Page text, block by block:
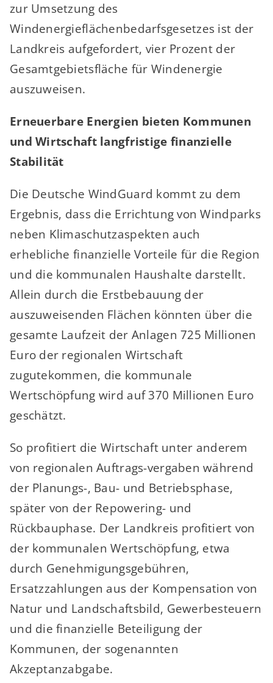
zur Umsetzung des
Windenergieflächenbedarfsgesetzes ist der
Landkreis aufgefordert, vier Prozent der
Gesamtgebietsfläche für Windenergie
auszuweisen.
Erneuerbare Energien bieten Kommunen
und Wirtschaft langfristige finanzielle
Stabilität
Die Deutsche WindGuard kommt zu dem
Ergebnis, dass die Errichtung von Windparks
neben Klimaschutzaspekten auch
erhebliche finanzielle Vorteile für die Region
und die kommunalen Haushalte darstellt.
Allein durch die Erstbebauung der
auszuweisenden Flächen könnten über die
gesamte Laufzeit der Anlagen 725 Millionen
Euro der regionalen Wirtschaft
zugutekommen, die kommunale
Wertschöpfung wird auf 370 Millionen Euro
geschätzt.
So profitiert die Wirtschaft unter anderem
von regionalen Auftrags-vergaben während
der Planungs-, Bau- und Betriebsphase,
später von der Repowering- und
Rückbauphase. Der Landkreis profitiert von
der kommunalen Wertschöpfung, etwa
durch Genehmigungsgebühren,
Ersatzzahlungen aus der Kompensation von
Natur und Landschaftsbild, Gewerbesteuern
und die finanzielle Beteiligung der
Kommunen, der sogenannten
Akzeptanzabgabe.